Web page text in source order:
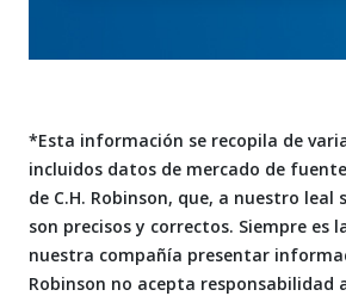
*Esta información se recopila de
incluidos datos de mercado de
de C.H. Robinson, que, a nuestro leal
son precisos y correctos. Siempre es
nuestra compañía presentar
Robinson no acepta responsabilidad